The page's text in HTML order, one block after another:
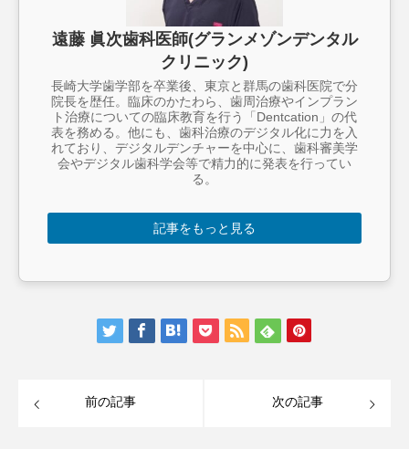
遠藤 眞次歯科医師(グランメゾンデンタル
クリニック)
長崎大学歯学部を卒業後、東京と群馬の歯科医院で分
院長を歴任。臨床のかたわら、歯周治療やインプラン
ト治療についての臨床教育を行う「Dentcation」の代
表を務める。他にも、歯科治療のデジタル化に力を入
れており、デジタルデンチャーを中心に、歯科審美学
会やデジタル歯科学会等で精力的に発表を行ってい
る。
記事をもっと見る
前の記事 次の記事